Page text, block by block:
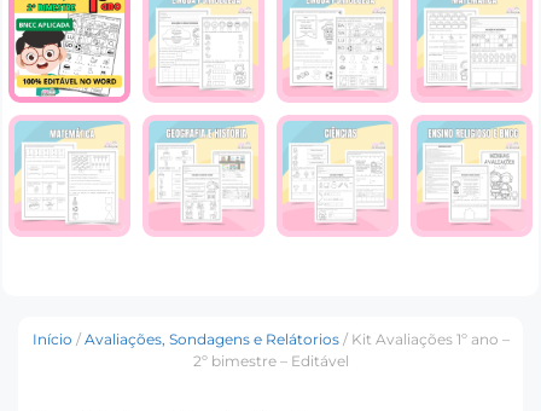
Início / Avaliações, Sondagens e Relátorios/ Kit Avaliações 1º ano –
2º bimestre – Editável